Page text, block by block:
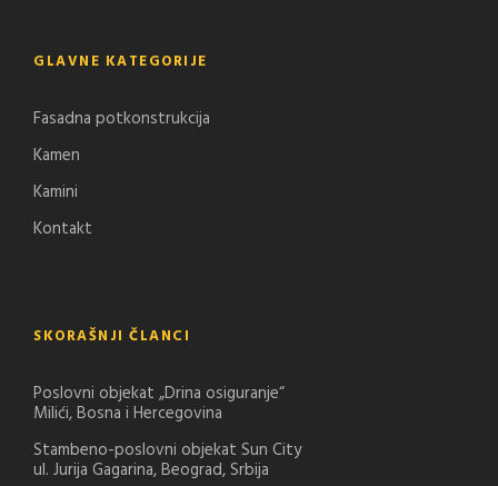
GLAVNE KATEGORIJE
Fasadna potkonstrukcija
Kamen
Kamini
Kontakt
SKORAŠNJI ČLANCI
Poslovni objekat „Drina osiguranje“
Milići, Bosna i Hercegovina
Stambeno-poslovni objekat Sun City
ul. Jurija Gagarina, Beograd, Srbija